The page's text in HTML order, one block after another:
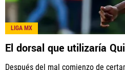
LIGA MX
El dorsal que utilizaría
Después del mal comienzo de